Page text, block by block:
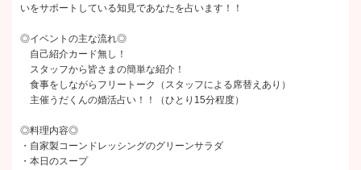
いをサポートしている知見であなたを占います！！
◎イベントの主な流れ◎
自己紹介カード無し！
スタッフから皆さまの簡単な紹介！
食事をしながらフリートーク（スタッフによる席替えあり）
主催うだくんの婚活占い！！（ひとり15分程度）
◎料理内容◎
・自家製コーンドレッシングのグリーンサラダ
・本日のスープ